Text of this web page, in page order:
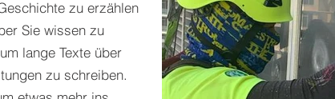
zu erzählen
Sie wissen zu
lange Texte über
zu schreiben.